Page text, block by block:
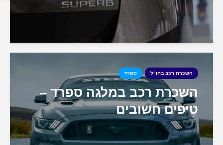
השכרת רכב בחו"ל ספרד
השכרת רכב במלגה ספרד –
טיפים חשובים